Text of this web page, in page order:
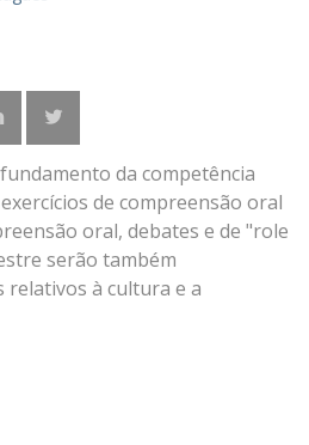
da competência
de compreensão oral
oral, debates e de "role
serão também
à cultura e a